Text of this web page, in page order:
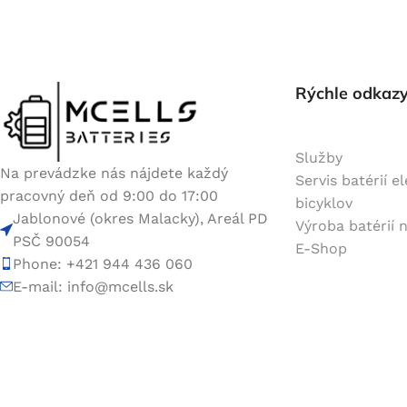
Na prevádzke nás nájdete každý
pracovný deň od 9:00 do 17:00
Jablonové (okres Malacky), Areál PD
PSČ 90054
Phone: +421 944 436 060
E-mail: info@mcells.sk
Rýchle
Služby
Servis batérií
bicyklov
Výroba batérií
E-Shop